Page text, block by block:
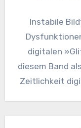
Instabile
digitalen
diesem Band
Zeitlichkeit